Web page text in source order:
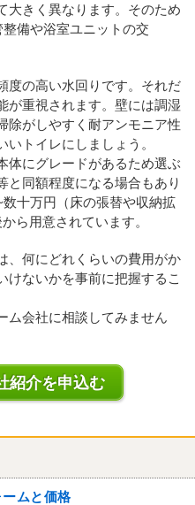
大きく異なります。そのため
備や浴室ユニットの交
度の高い水回りです。それだ
が重視されます。壁には調湿
除がしやすく耐アンモニア性
トイレにしましょう。
体にグレードがあるため選ぶ
と同額程度になる場合もあり
十万円（床の張替や収納拡
ら用意されています。
、何にどれくらいの費用がか
けないかを事前に把握するこ
ム会社に相談してみません
紹介を申込む
ムと価格